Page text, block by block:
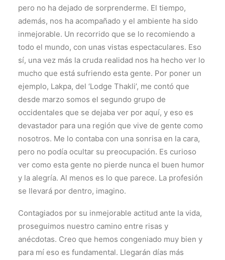
pero no ha dejado de sorprenderme. El tiempo,
además, nos ha acompañado y el ambiente ha sido
inmejorable. Un recorrido que se lo recomiendo a
todo el mundo, con unas vistas espectaculares. Eso
sí, una vez más la cruda realidad nos ha hecho ver lo
mucho que está sufriendo esta gente. Por poner un
ejemplo, Lakpa, del ‘Lodge Thakli’, me contó que
desde marzo somos el segundo grupo de
occidentales que se dejaba ver por aquí, y eso es
devastador para una región que vive de gente como
nosotros. Me lo contaba con una sonrisa en la cara,
pero no podía ocultar su preocupación. Es curioso
ver como esta gente no pierde nunca el buen humor
y la alegría. Al menos es lo que parece. La profesión
se llevará por dentro, imagino.
Contagiados por su inmejorable actitud ante la vida,
proseguimos nuestro camino entre risas y
anécdotas. Creo que hemos congeniado muy bien y
para mí eso es fundamental. Llegarán días más